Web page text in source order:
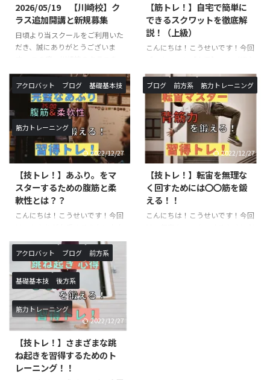
2026/05/19 【川崎校】ク
ラス追加開講と新規募集
日頃より当スクールをご利用いた
だき、誠にありがとうございま
象校》◯SHOWBUZZ川崎校 毎
週 月曜日、火曜日〈新規追加ク
ラス〉バク転バク宙集中クラス
※小学生以上対象開講日（開講時
間）：月曜日（１６：１０〜１
７：２０）月額受講料 ￥９，９
００−バク転バク宙集中クラス
間）：火曜日（１６：１０〜１
７：２０）月額受講料 ￥９，９
００−アクロバットクラス ※小
学生以上対象開講日（開講時
８：５０ ...
【筋トレ！】自宅で簡単に
できるスクワットを徹底解
説！（上級）
こんにちは！こうせいです！今回
です。以前ご紹介したスクワット
トレーニング中級の続編です！ス
クワットの名前を聞いたことや、
実際に行った事がある方も多いと
思います。本記事では、スクワッ
トにおける意識・正しい方法・上
級程度のレパートリーをご紹介し
ていきます！ スクワットと
と、上半身を垂直に伸ばしたまま
行う膝の屈伸運動です。一日に数
えきれないほど椅子に座ったり・
立ったりを行なっていますが、こ
アクロバット ブログ 基礎基本技
筋力トレーニング
2022/12/27
【技トレ！】あふり。をマ
スターするための腹筋と柔
軟性とは？？
こんにちは！こうせいです！今回
けの記事になります。あふりは、
基本技を行うにあたって必要な体
の使い方になります。ロンダート
やバク転などを行う際に必須にな
るので、習得したい方や技の熟練
度を上げたい方は必見の記事にな
ります！ あふりとは？？ あふり
は聞き慣れないワードだと思いま
やロンダートを行う際によく使わ
れます。身体をバネのようにして
着手した手の方向に足を入れ込む
ブログ 前方系 筋力トレーニング
2022/12/27
【技トレ！】転宙を無理な
く回すためには〇〇筋を鍛
える！！
こんにちは！こうせいです！今回
アクロバット ブログ 前方系
基礎基本技 後方系
筋力トレーニング
2022/12/27
【技トレ！】さまざまな跳
ね起きを習得するためのト
レーニング！！